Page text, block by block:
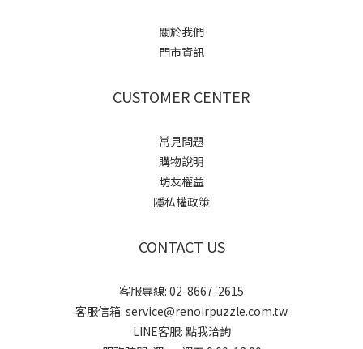
關於我們
門市資訊
CUSTOMER CENTER
常見問題
購物說明
坊友權益
隱私權政策
CONTACT US
客服專線: 02-8667-2615
客服信箱: service@renoirpuzzle.com.tw
LINE客服: 點我洽詢